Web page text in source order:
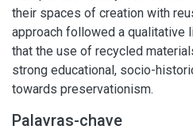
their spaces of creation with
approach followed a qualitative
that the use of recycled
strong educational, socio-
towards preservationism.
Palavras-chave